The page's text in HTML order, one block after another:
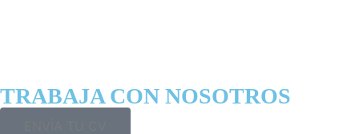
TRABAJA CON NOSOTROS